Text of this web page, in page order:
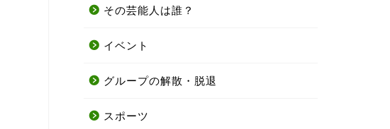
その芸能人は誰？
イベント
グループの解散・脱退
スポーツ